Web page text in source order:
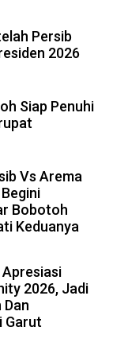
Persib
2026
Siap Penuhi
Vs Arema
Bobotoh
Keduanya
2026, Jadi
Garut